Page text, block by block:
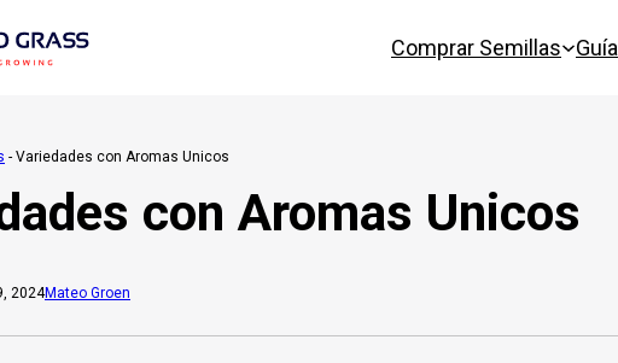
Comprar Semillas Guía
- Variedades con Aromas Unicos
con Aromas Unicos
2024Mateo Groen